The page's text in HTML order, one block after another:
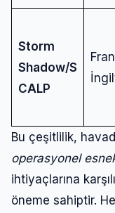
Storm
Shadow/S
CALP
Bu çeşitlilik,
operasyonel
ihtiyaçlarına
öneme sahiptir.